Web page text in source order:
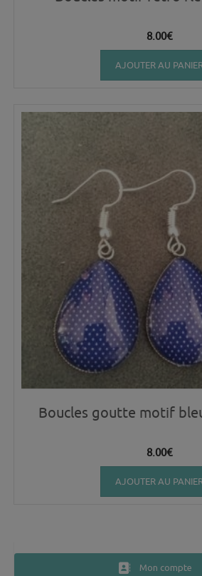
8.00€
AJOUTER AU
Boucles goutte motif
8.00€
AJOUTER AU
Mon compte